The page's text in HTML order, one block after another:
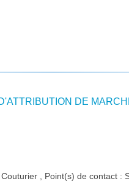
DE
, Point(s) de contact :